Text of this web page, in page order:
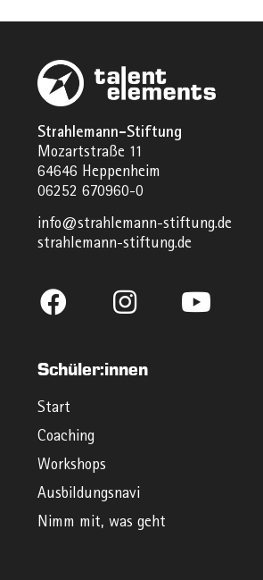
Strahlemann-Stiftung
Mozartstraße 11
64646 Heppenheim
06252 670960-0
info@strahlemann-stiftung.de
strahlemann-stiftung.de
Schüler:innen
Start
Coaching
Workshops
Ausbildungsnavi
Nimm mit, was geht